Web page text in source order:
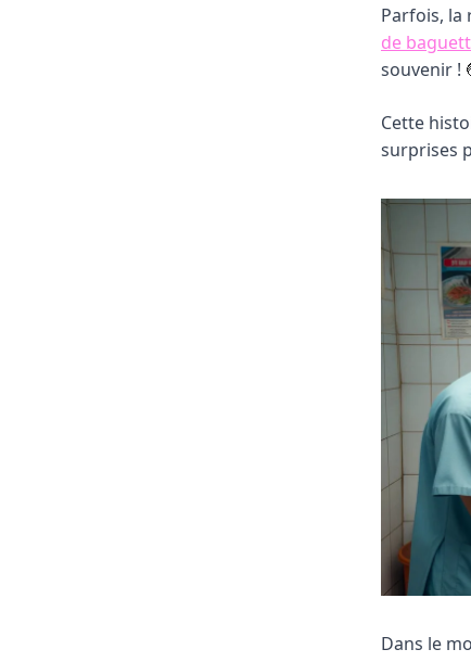
Parfois, la
de
souvenir !
Cette
surprises
Dans le